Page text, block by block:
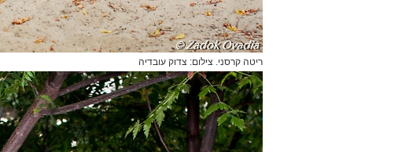
ריטה קרסני. צילום: צדוק עובדיה